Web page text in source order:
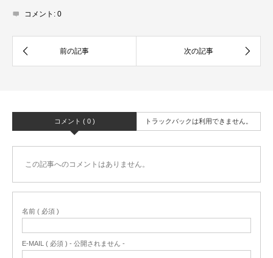
コメント: 0
コメント ( 0 ) トラックバックは利用できません。
この記事へのコメントはありません。
名前 ( 必須 )
E-MAIL ( 必須 ) - 公開されません -